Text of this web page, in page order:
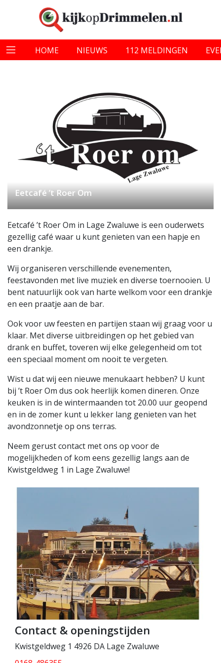
HOME NIEUWS 112 MELDINGEN
Eetcafé ’t Roer Om
Eetcafé ’t Roer Om in Lage Zwaluwe is een ouderwets
gezellig café waar u kunt genieten van een hapje en
een drankje.
Wij organiseren verschillende evenementen,
feestavonden met live muziek en diverse toernooien. U
bent natuurlijk ook van harte welkom voor een drankje
en een praatje aan de bar.
Ook voor uw feesten en partijen staan wij graag voor u
klaar. Met diverse uitbreidingen op het gebied van
drank en buffet, toveren wij elke gelegenheid om tot
een speciaal moment om nooit te vergeten.
Wist u dat wij een nieuwe menukaart hebben? U kunt
bij ’t Roer Om dus ook heerlijk komen dineren. Onze
keuken is in de wintermaanden tot 20.00 uur geopend
en in de zomer kunt u lekker lang genieten van het
avondzonnetje op ons terras.
Neem gerust contact met ons op voor de
mogelijkheden of kom eens gezellig langs aan de
Kwistgeldweg 1 in Lage Zwaluwe!
Contact & openingstijden
Kwistgeldweg 1 4926 DA Lage Zwaluwe